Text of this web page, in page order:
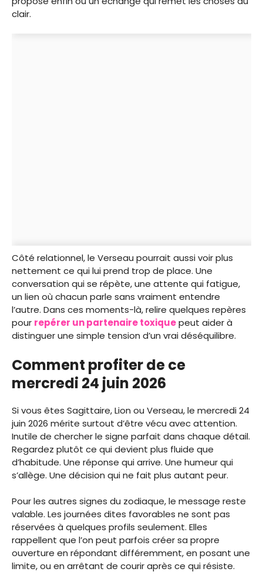
clair.
Côté relationnel, le Verseau pourrait aussi voir plus
nettement ce qui lui prend trop de place. Une
conversation qui se répète, une attente qui fatigue,
un lien où chacun parle sans vraiment entendre
l’autre. Dans ces moments-là, relire quelques repères
pour repérer un partenaire toxiquepeut aider à
distinguer une simple tension d’un vrai déséquilibre.
Comment profiter de ce
mercredi 24 juin 2026
Si vous êtes Sagittaire, Lion ou Verseau, le mercredi 24
juin 2026 mérite surtout d’être vécu avec attention.
Inutile de chercher le signe parfait dans chaque détail.
Regardez plutôt ce qui devient plus fluide que
d’habitude. Une réponse qui arrive. Une humeur qui
s’allège. Une décision qui ne fait plus autant peur.
Pour les autres signes du zodiaque, le message reste
valable. Les journées dites favorables ne sont pas
réservées à quelques profils seulement. Elles
rappellent que l’on peut parfois créer sa propre
ouverture en répondant différemment, en posant une
limite, ou en arrêtant de courir après ce qui résiste.